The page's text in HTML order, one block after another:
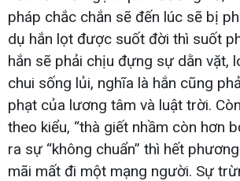
pháp chắc chắn sẽ đến lúc sẽ bị
dụ hắn lọt được suốt đời thì suốt
hắn sẽ phải chịu đựng sự dằn vặt,
chui sống lủi, nghĩa là hắn cũng
phạt của lương tâm và luật trời.
theo kiểu, “thà giết nhầm còn hơn
ra sự “không chuẩn” thì hết
mãi mất đi một mạng người. Sự